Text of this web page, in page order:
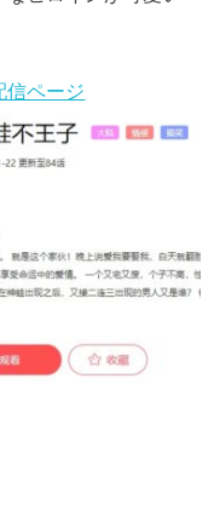
信ページ